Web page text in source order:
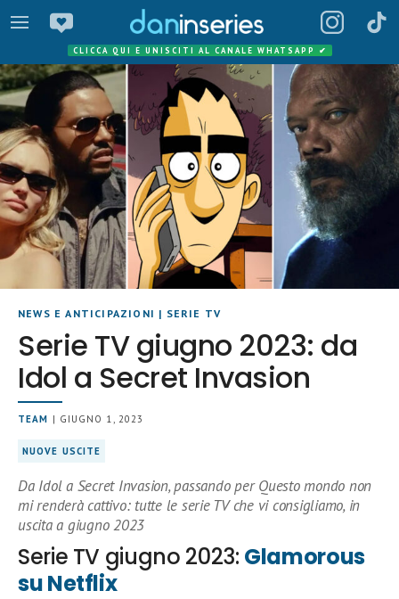
CLICCA QUI E UNISCITI AL CANALE WHATSAPP ✔
NEWS E ANTICIPAZIONI | SERIE TV
Serie TV giugno 2023: da
Idol a Secret Invasion
TEAM | GIUGNO 1, 2023
NUOVE USCITE
Da Idol a Secret Invasion, passando per Questo mondo non
mi renderà cattivo: tutte le serie TV che vi consigliamo, in
uscita a giugno 2023
Serie TV giugno 2023: Glamorous
su Netflix